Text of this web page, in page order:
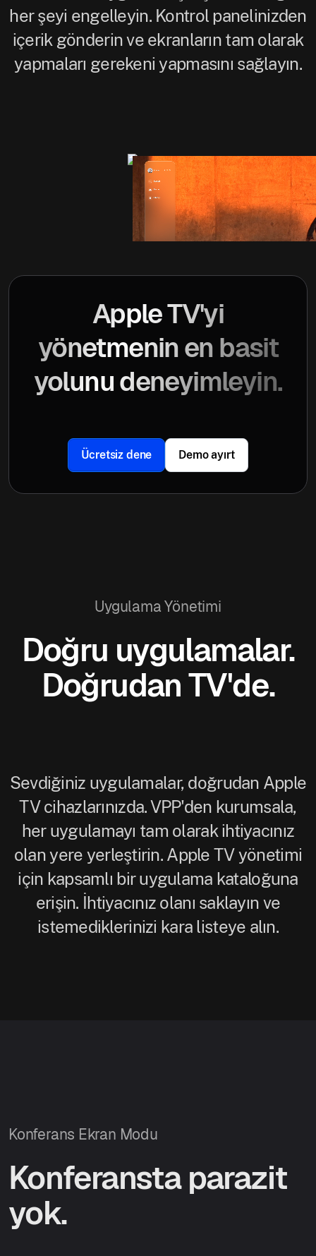
her şeyi engelleyin. Kontrol panelinizden
içerik gönderin ve ekranların tam olarak
yapmaları gerekeni yapmasını sağlayın.
Apple TV'yi
yönetmenin en basit
yolunu deneyimleyin.
Ücretsiz dene Demo ayırt
Uygulama Yönetimi
Doğru uygulamalar.
Doğrudan TV'de.
Sevdiğiniz uygulamalar, doğrudan Apple
TV cihazlarınızda. VPP'den kurumsala,
her uygulamayı tam olarak ihtiyacınız
olan yere yerleştirin. Apple TV yönetimi
için kapsamlı bir uygulama kataloğuna
erişin. İhtiyacınız olanı saklayın ve
istemediklerinizi kara listeye alın.
Konferans Ekran Modu
Konferansta parazit
yok.